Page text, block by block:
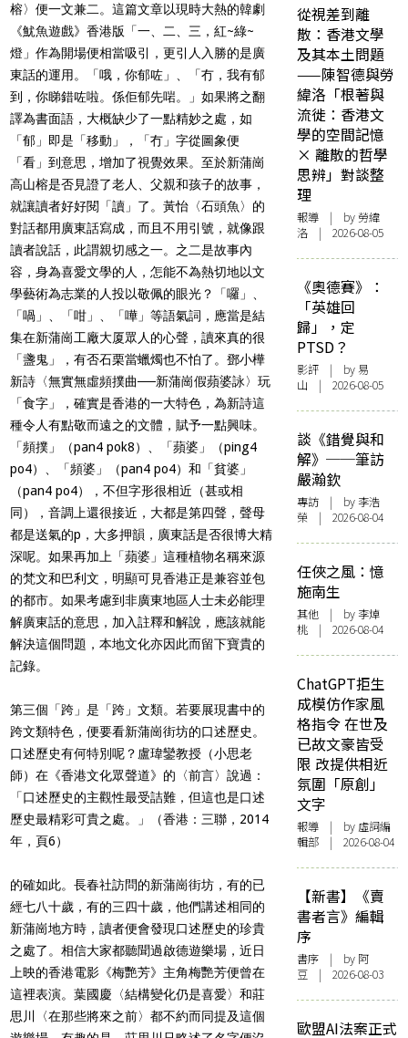
榕〉便一文兼二。這篇文章以現時大熱的韓劇
《魷魚遊戲》香港版「一、二、三，紅~綠~
燈」作為開場便相當吸引，更引人入勝的是廣
東話的運用。「哦，你郁咗」、「冇，我有郁
到，你睇錯咗啦。係佢郁先啱。」如果將之翻
譯為書面語，大概缺少了一點精妙之處，如
「郁」即是「移動」，「冇」字從圖象便
「看」到意思，增加了視覺效果。至於新蒲崗
高山榕是否見證了老人、父親和孩子的故事，
就讓讀者好好閱「讀」了。黃怡〈石頭魚〉的
對話都用廣東話寫成，而且不用引號，就像跟
讀者說話，此謂親切感之一。之二是故事內
容，身為喜愛文學的人，怎能不為熱切地以文
學藝術為志業的人投以敬佩的眼光？「囉」、
「喎」、「咁」、「嘩」等語氣詞，應當是結
集在新蒲崗工廠大厦眾人的心聲，讀來真的很
「盞鬼」，有否石栗當蠟燭也不怕了。鄧小樺
新詩〈無實無虛頻撲曲──新蒲崗假蘋婆詠〉玩
「食字」，確實是香港的一大特色，為新詩這
種令人有點敬而遠之的文體，賦予一點興味。
「頻撲」（pan4 pok8）、「蘋婆」（ping4
po4）、「頻婆」（pan4 po4）和「貧婆」
（pan4 po4），不但字形很相近（甚或相
同），音調上還很接近，大都是第四聲，聲母
都是送氣的p，大多押韻，廣東話是否很博大精
深呢。如果再加上「蘋婆」這種植物名稱來源
的梵文和巴利文，明顯可見香港正是兼容並包
的都市。如果考慮到非廣東地區人士未必能理
解廣東話的意思，加入註釋和解說，應該就能
解決這個問題，本地文化亦因此而留下寶貴的
記錄。
第三個「跨」是「跨」文類。若要展現書中的
跨文類特色，便要看新蒲崗街坊的口述歷史。
口述歷史有何特別呢？盧瑋鑾教授（小思老
師）在《香港文化眾聲道》的〈前言〉說過：
「口述歷史的主觀性最受詰難，但這也是口述
歷史最精彩可貴之處。」（香港：三聯，2014
年，頁6）
的確如此。長春社訪問的新蒲崗街坊，有的已
經七八十歲，有的三四十歲，他們講述相同的
新蒲崗地方時，讀者便會發現口述歷史的珍貴
之處了。相信大家都聽聞過啟德遊樂場，近日
上映的香港電影《梅艷芳》主角梅艷芳便曾在
這裡表演。葉國慶〈結構變化仍是喜愛〉和莊
思川〈在那些將來之前〉都不約而同提及這個
從視差到離
散：香港文學
及其本土問題
——陳智德與勞
緯洛「根著與
流徙：香港文
學的空間記憶
× 離散的哲學
思辨」對談整
理
報導 | by 勞緯
洛 | 2026-08-05
《奧德賽》：
「英雄回
歸」，定
PTSD？
影評 | by 易
山 | 2026-08-05
談《錯覺與和
解》──筆訪
嚴瀚欽
專訪 | by 李浩
榮 | 2026-08-04
任俠之風：憶
施南生
其他 | by 李焯
桃 | 2026-08-04
ChatGPT拒生
成模仿作家風
格指令 在世及
已故文豪皆受
限 改提供相近
氛圍「原創」
文字
報導 | by 虛詞編
輯部 | 2026-08-04
【新書】《賣
書者言》編輯
序
書序 | by 阿
豆 | 2026-08-03
歐盟AI法案正式